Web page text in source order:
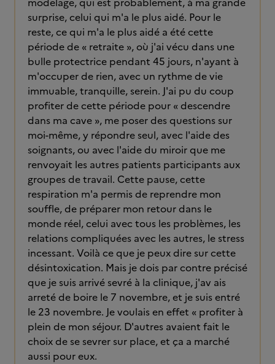
surprise, celui qui m'a le plus aidé. Pour le
reste, ce qui m'a le plus aidé a été cette
période de « retraite », où j'ai vécu dans une
bulle protectrice pendant 45 jours, n'ayant à
m'occuper de rien, avec un rythme de vie
immuable, tranquille, serein. J'ai pu du coup
profiter de cette période pour « descendre
dans ma cave », me poser des questions sur
moi-même, y répondre seul, avec l'aide des
soignants, ou avec l'aide du miroir que me
renvoyait les autres patients participants aux
groupes de travail. Cette pause, cette
respiration m'a permis de reprendre mon
souffle, de préparer mon retour dans le
monde réel, celui avec tous les problèmes, les
relations compliquées avec les autres, le stress
incessant. Voilà ce que je peux dire sur cette
désintoxication. Mais je dois par contre précisé
que je suis arrivé sevré à la clinique, j'av ais
arreté de boire le 7 novembre, et je suis entré
le 23 novembre. Je voulais en effet « profiter à
plein de mon séjour. D'autres avaient fait le
choix de se sevrer sur place, et ça a marché
aussi pour eux.